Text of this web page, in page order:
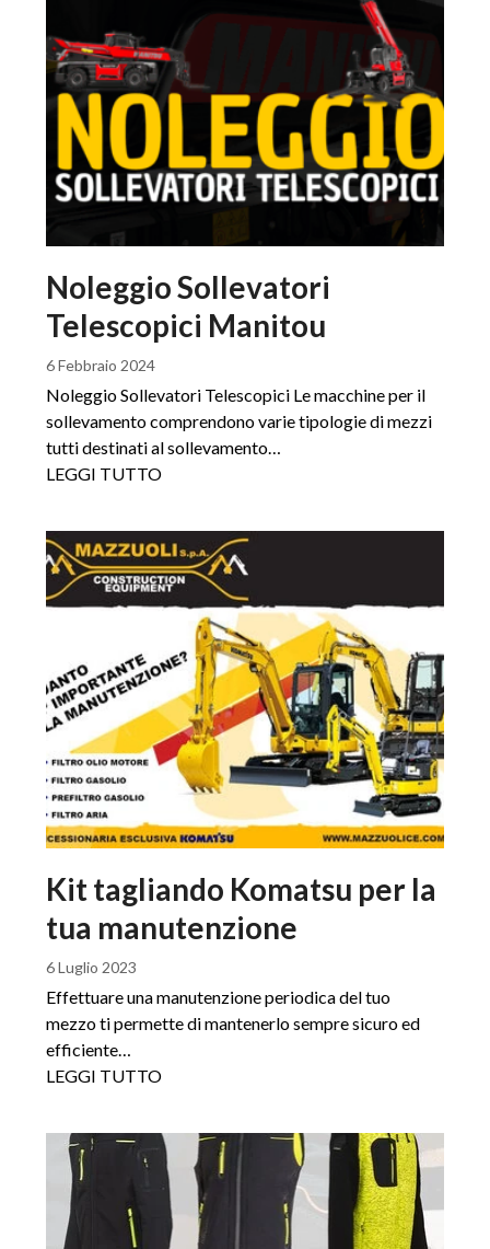
Noleggio Sollevatori
Telescopici Manitou
6 Febbraio 2024
Noleggio Sollevatori Telescopici Le macchine per il
sollevamento comprendono varie tipologie di mezzi
tutti destinati al sollevamento…
LEGGI TUTTO
Kit tagliando Komatsu per la
tua manutenzione
6 Luglio 2023
Effettuare una manutenzione periodica del tuo
mezzo ti permette di mantenerlo sempre sicuro ed
efficiente…
LEGGI TUTTO